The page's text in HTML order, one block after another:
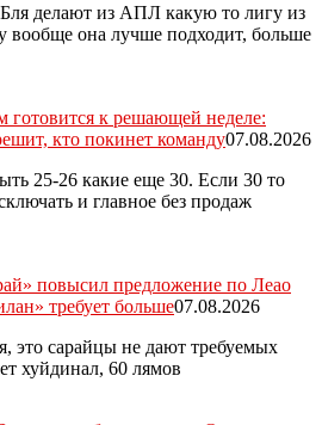
делают из АПЛ какую то лигу из
вообще она лучше подходит, больше
готовится к решающей неделе:
кто покинет команду07.08.2026
25-26 какие еще 30. Если 30 то
и главное без продаж
повысил предложение по Леао
требует больше07.08.2026
это сарайцы не дают требуемых
хуйдинал, 60 лямов